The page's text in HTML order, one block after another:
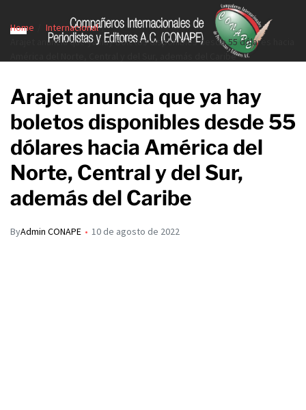
Home
Internacional
Arajet anuncia que ya hay boletos disponibles desde 55 dólares hacia
América del Norte, Central y del Sur, además del Caribe
Arajet anuncia que ya hay
boletos disponibles desde 55
dólares hacia América del
Norte, Central y del Sur,
además del Caribe
ByAdmin CONAPE 10 de agosto de 2022